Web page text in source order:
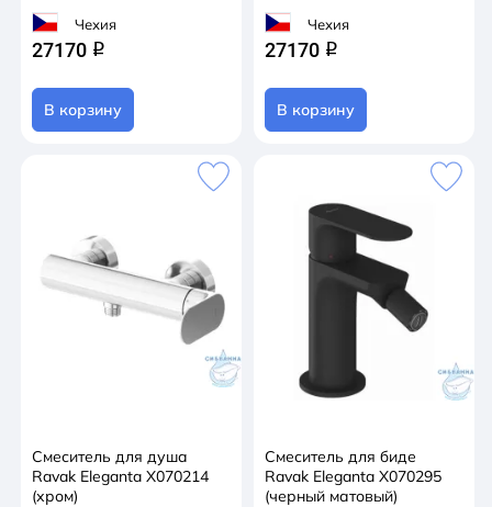
Чехия
27170 q
В корзину
Чехия
27170 q
В корзину
Смеситель для душа
Ravak Eleganta X070214
(хром)
Смеситель для биде
Ravak Eleganta X070295
(черный матовый)